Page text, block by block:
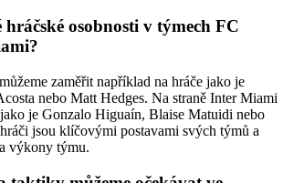
osobnosti v týmech FC
zaměřit například na hráče jako je
nebo Matt Hedges. Na straně Inter Miami
je Gonzalo Higuaín, Blaise Matuidi nebo
jsou klíčovými postavami svých týmů a
výkony týmu.